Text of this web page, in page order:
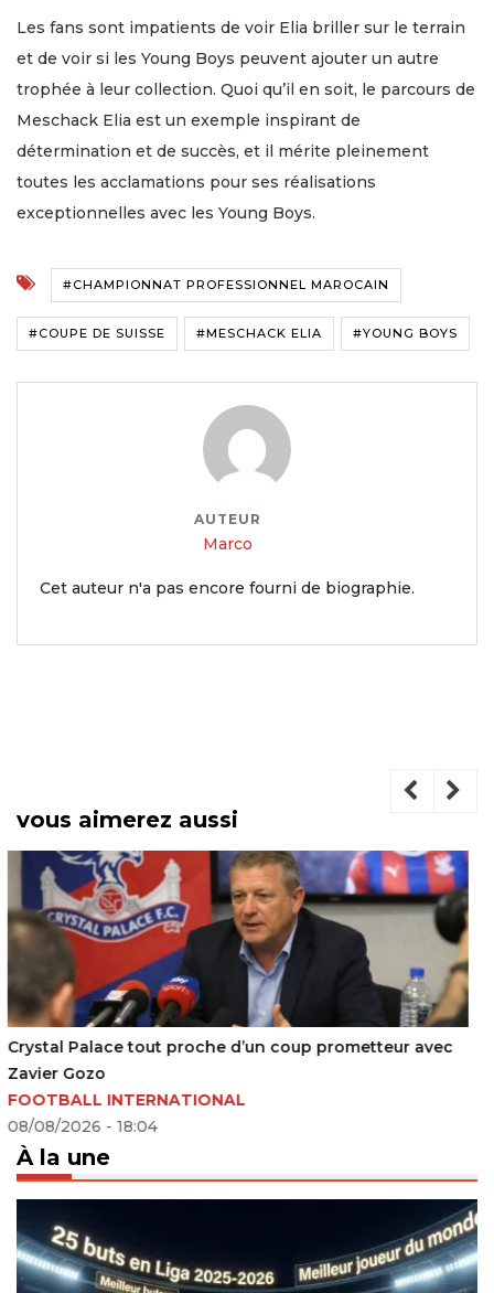
Les fans sont impatients de voir Elia briller sur le terrain
et de voir si les Young Boys peuvent ajouter un autre
trophée à leur collection. Quoi qu’il en soit, le parcours de
Meschack Elia est un exemple inspirant de
détermination et de succès, et il mérite pleinement
toutes les acclamations pour ses réalisations
exceptionnelles avec les Young Boys.
#CHAMPIONNAT PROFESSIONNEL MAROCAIN
#COUPE DE SUISSE #MESCHACK ELIA #YOUNG BOYS
AUTEUR
Marco
Cet auteur n'a pas encore fourni de biographie.
vous aimerez aussi
Mercato : TP Mazembe, Christian Koffi Kouame s’en va
30/06/2023 - 13:11
À la une